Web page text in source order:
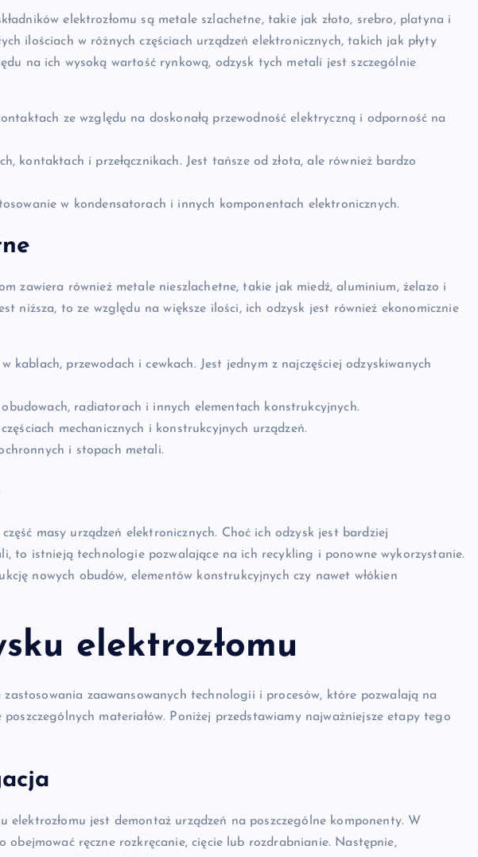
elektrozłomu są metale szlachetne, takie jak złoto, srebro, platyna i
ilościach w różnych częściach urządzeń elektronicznych, takich jak płyty
na ich wysoką wartość rynkową, odzysk tych metali jest szczególnie
ze względu na doskonałą przewodność elektryczną i odporność na
kontaktach i przełącznikach. Jest tańsze od złota, ale również bardzo
w kondensatorach i innych komponentach elektronicznych.
zawiera również metale nieszlachetne, takie jak miedź, aluminium, żelazo i
niższa, to ze względu na większe ilości, ich odzysk jest również ekonomicznie
kablach, przewodach i cewkach. Jest jednym z najczęściej odzyskiwanych
radiatorach i innych elementach konstrukcyjnych.
mechanicznych i konstrukcyjnych urządzeń.
i stopach metali.
masy urządzeń elektronicznych. Choć ich odzysk jest bardziej
to istnieją technologie pozwalające na ich recykling i ponowne wykorzystanie.
nowych obudów, elementów konstrukcyjnych czy nawet włókien
elektrozłomu
zastosowania zaawansowanych technologii i procesów, które pozwalają na
materiałów. Poniżej przedstawiamy najważniejsze etapy tego
elektrozłomu jest demontaż urządzeń na poszczególne komponenty. W
obejmować ręczne rozkręcanie, cięcie lub rozdrabnianie. Następnie,